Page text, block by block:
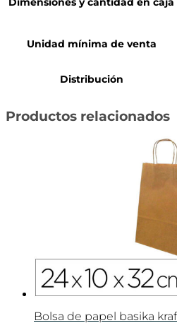
Unidad mínima de venta
Distribución
Productos relacionados
Bolsa de papel basika